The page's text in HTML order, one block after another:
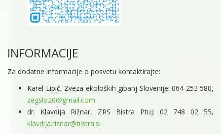
INFORMACIJE
Za dodatne informacije o posvetu kontaktirajte:
Karel Lipič, Zveza ekoloških gibanj Slovenije: 064 253 580,
zegslo20@gmail.com
dr. Klavdija Rižnar, ZRS Bistra Ptuj: 02 748 02 55,
klavdija.riznar@bistra.si